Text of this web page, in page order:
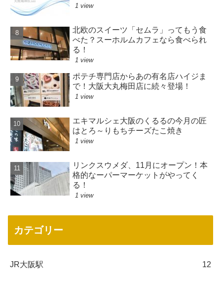
1 view
北欧のスイーツ「セムラ」ってもう食
べた？スーホルムカフェなら食べられ
る！
1 view
ポテチ専門店からあの有名店ハイジま
で！大阪大丸梅田店に続々登場！
1 view
エキマルシェ大阪のくるるの今月の匠
はとろ～りもちチーズたこ焼き
1 view
リンクスウメダ、11月にオープン！本
格的なーパーマーケットがやってく
る！
1 view
カテゴリー
JR大阪駅 12